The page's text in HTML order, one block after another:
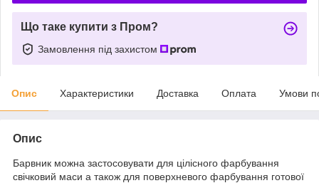
Що таке купити з Пром?
Замовлення під захистом
Опис Характеристики Доставка Оплата Умови
Опис
Барвник можна застосовувати для цілісного фарбування
свічковий маси а також для поверхневого фарбування готової